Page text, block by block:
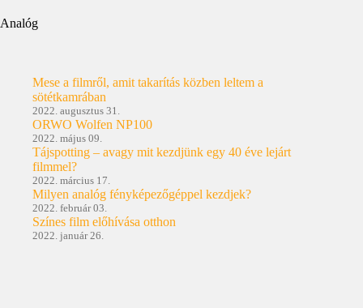
Analóg
Mese a filmről, amit takarítás közben leltem a
sötétkamrában
2022. augusztus 31.
ORWO Wolfen NP100
2022. május 09.
Tájspotting – avagy mit kezdjünk egy 40 éve lejárt
filmmel?
2022. március 17.
Milyen analóg fényképezőgéppel kezdjek?
2022. február 03.
Színes film előhívása otthon
2022. január 26.